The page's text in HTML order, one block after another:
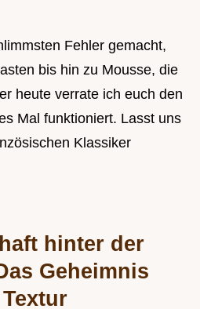
Fehler gemacht,
bis hin zu Mousse, die
heute verrate ich euch den
Mal funktioniert. Lasst uns
Klassiker
hinter der
Geheimnis